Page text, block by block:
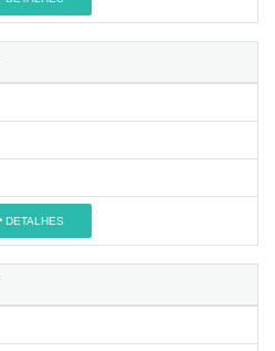
DETALHES